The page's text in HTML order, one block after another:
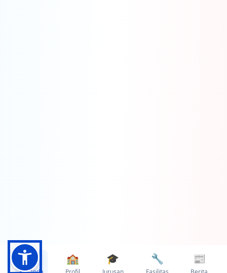
🏠 🏫 🎓 🔧 📰